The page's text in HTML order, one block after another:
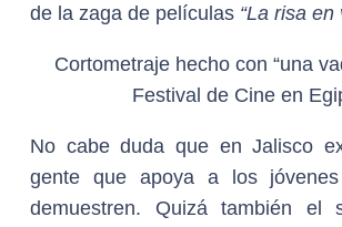
de la zaga de películas “La risa
Cortometraje hecho con “una
Festival de Cine en
No cabe duda que en Jalisco
gente que apoya a los
demuestren. Quizá también el